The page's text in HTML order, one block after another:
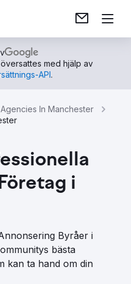
med hjälp av
API.
Agencies In Manchester
i
Byråer i
bästa
kan ta hand om din